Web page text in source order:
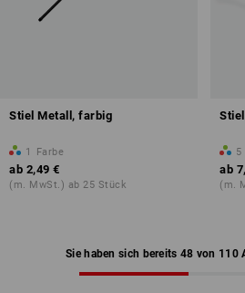
Stiel Metall, farbig
1 Farbe
ab 2,49 €
(m. MwSt.) ab 25 Stück
5
ab
(m.
Sie haben sich bereits 48 von 110